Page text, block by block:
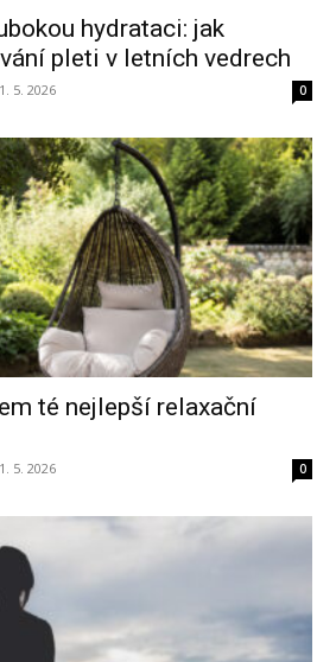
hydrataci: jak
pleti v letních vedrech
5. 2026 0
té nejlepší relaxační
5. 2026 0